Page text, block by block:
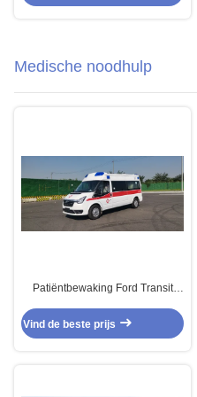
Medische noodhulp
Patiëntbewaking Ford Transit
Ambulance
Vind de beste prijs